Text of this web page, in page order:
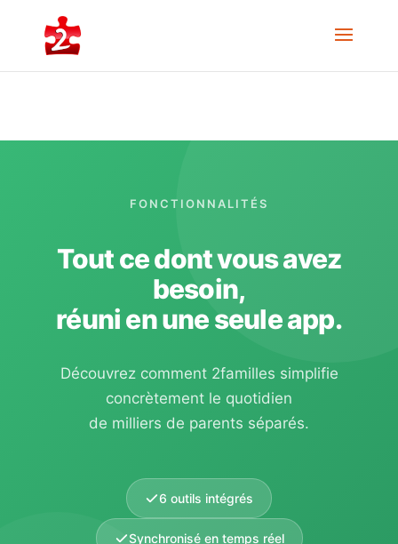
FONCTIONNALITÉS
Tout ce dont vous avez
besoin,
réuni en une seule app.
Découvrez comment 2familles simplifie
concrètement le quotidien
de milliers de parents séparés.
6 outils intégrés
Synchronisé en temps réel